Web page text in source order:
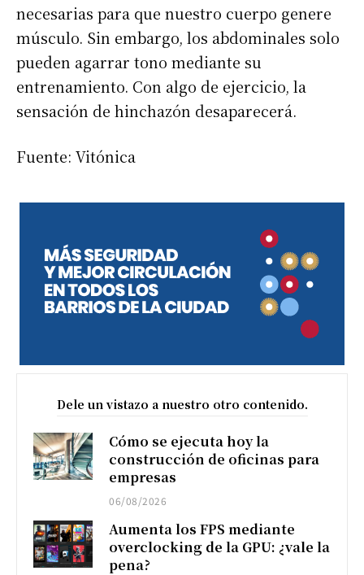
necesarias para que nuestro cuerpo genere
músculo. Sin embargo, los abdominales solo
pueden agarrar tono mediante su
entrenamiento. Con algo de ejercicio, la
sensación de hinchazón desaparecerá.
Fuente: Vitónica
Dele un vistazo a nuestro otro contenido.
Cómo se ejecuta hoy la
construcción de oficinas para
empresas
06/08/2026
Aumenta los FPS mediante
overclocking de la GPU: ¿vale la
pena?